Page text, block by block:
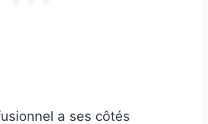
a ses côtés